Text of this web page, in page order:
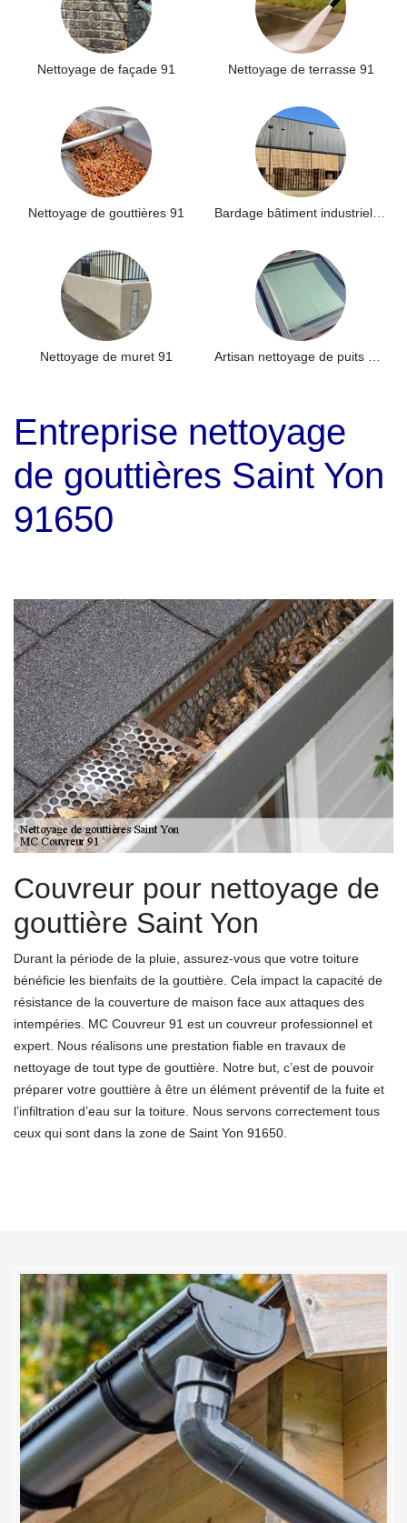
Nettoyage de façade 91 Nettoyage de terrasse 91
Nettoyage de gouttières 91
Nettoyage de muret 91
Entreprise nettoyage
de gouttières Saint Yon
91650
Couvreur pour nettoyage de
gouttière Saint Yon
Durant la période de la pluie, assurez-vous que votre toiture
bénéficie les bienfaits de la gouttière. Cela impact la capacité de
résistance de la couverture de maison face aux attaques des
intempéries. MC Couvreur 91 est un couvreur professionnel et
expert. Nous réalisons une prestation fiable en travaux de
nettoyage de tout type de gouttière. Notre but, c’est de pouvoir
préparer votre gouttière à être un élément préventif de la fuite et
l’infiltration d’eau sur la toiture. Nous servons correctement tous
ceux qui sont dans la zone de Saint Yon 91650.